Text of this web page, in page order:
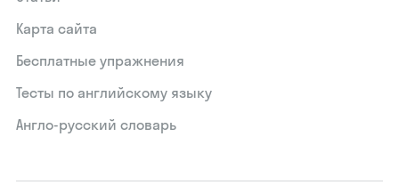
Карта сайта
Бесплатные упражнения
Тесты по английскому языку
Англо-русский словарь